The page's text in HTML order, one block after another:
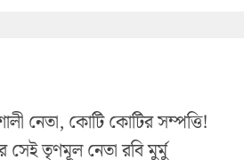
নেতা, কোটি কোটির সম্পত্তি!
সেই তৃণমূল নেতা রবি মুর্মু